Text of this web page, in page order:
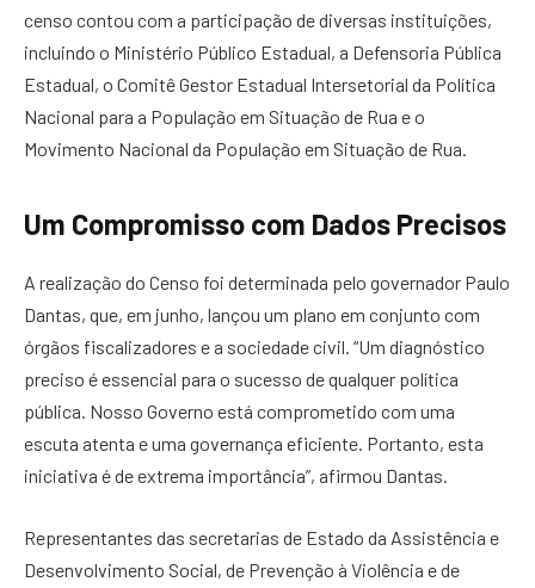
censo contou com a participação de diversas instituições,
incluindo o Ministério Público Estadual, a Defensoria Pública
Estadual, o Comitê Gestor Estadual Intersetorial da Política
Nacional para a População em Situação de Rua e o
Movimento Nacional da População em Situação de Rua.
Um Compromisso com Dados Precisos
A realização do Censo foi determinada pelo governador Paulo
Dantas, que, em junho, lançou um plano em conjunto com
órgãos fiscalizadores e a sociedade civil. “Um diagnóstico
preciso é essencial para o sucesso de qualquer política
pública. Nosso Governo está comprometido com uma
escuta atenta e uma governança eficiente. Portanto, esta
iniciativa é de extrema importância”, afirmou Dantas.
Representantes das secretarias de Estado da Assistência e
Desenvolvimento Social, de Prevenção à Violência e de